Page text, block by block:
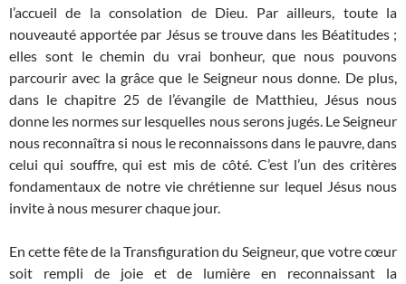
l’accueil de la consolation de Dieu. Par ailleurs, toute la
nouveauté apportée par Jésus se trouve dans les Béatitudes ;
elles sont le chemin du vrai bonheur, que nous pouvons
parcourir avec la grâce que le Seigneur nous donne. De plus,
dans le chapitre 25 de l’évangile de Matthieu, Jésus nous
donne les normes sur lesquelles nous serons jugés. Le Seigneur
nous reconnaîtra si nous le reconnaissons dans le pauvre, dans
celui qui souffre, qui est mis de côté. C’est l’un des critères
fondamentaux de notre vie chrétienne sur lequel Jésus nous
invite à nous mesurer chaque jour.
En cette fête de la Transfiguration du Seigneur, que votre cœur
soit rempli de joie et de lumière en reconnaissant la